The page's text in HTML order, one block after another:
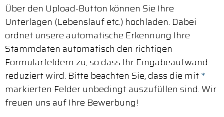
Über den Upload-Button können Sie Ihre
Unterlagen (Lebenslauf etc.) hochladen. Dabei
ordnet unsere automatische Erkennung Ihre
Stammdaten automatisch den richtigen
Formularfeldern zu, so dass Ihr Eingabeaufwand
reduziert wird. Bitte beachten Sie, dass die mit*
markierten Felder unbedingt auszufüllen sind. Wir
freuen uns auf Ihre Bewerbung!